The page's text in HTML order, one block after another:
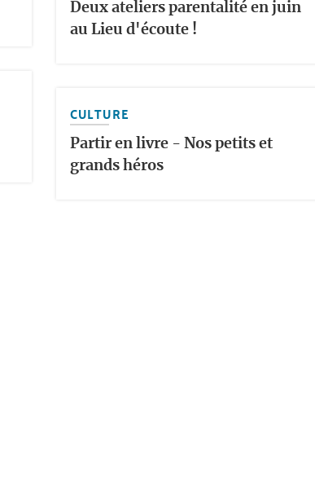
Deux ateliers parentalité en juin
au Lieu d'écoute !
CULTURE
Partir en livre - Nos petits et
grands héros